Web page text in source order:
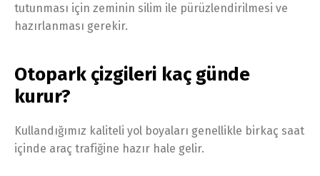
tutunması için zeminin silim ile pürüzlendirilmesi ve
hazırlanması gerekir.
Otopark çizgileri kaç günde
kurur?
Kullandığımız kaliteli yol boyaları genellikle birkaç saat
içinde araç trafiğine hazır hale gelir.